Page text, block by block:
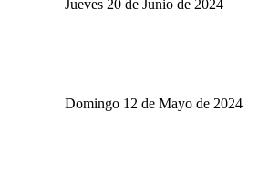
Jueves 20 de Junio de 2024
Domingo 12 de Mayo de 2024